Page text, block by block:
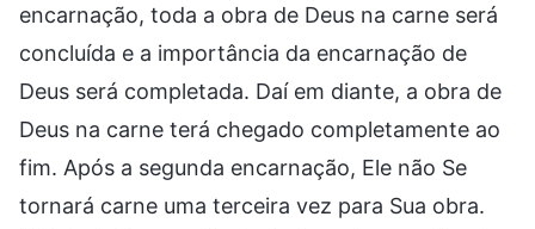
encarnação, toda a obra de Deus na carne será
concluída e a importância da encarnação de
Deus será completada. Daí em diante, a obra de
Deus na carne terá chegado completamente ao
fim. Após a segunda encarnação, Ele não Se
tornará carne uma terceira vez para Sua obra.